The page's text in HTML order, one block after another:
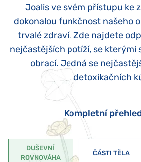
Joalis ve svém přístupu ke
dokonalou funkčnost našeho
trvalé zdraví. Zde najdete
nejčastějších potíží, se kterými
obrací. Jedná se
detoxikačních
Kompletní
DUŠEVNÍ
ROVNOVÁHA
ČÁSTI TĚLA